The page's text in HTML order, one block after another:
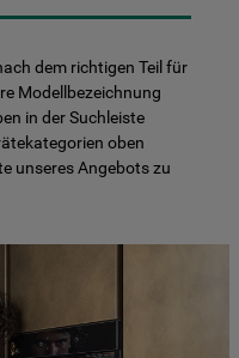
dem richtigen Teil für
Modellbezeichnung
in der Suchleiste
oben
unseres Angebots zu